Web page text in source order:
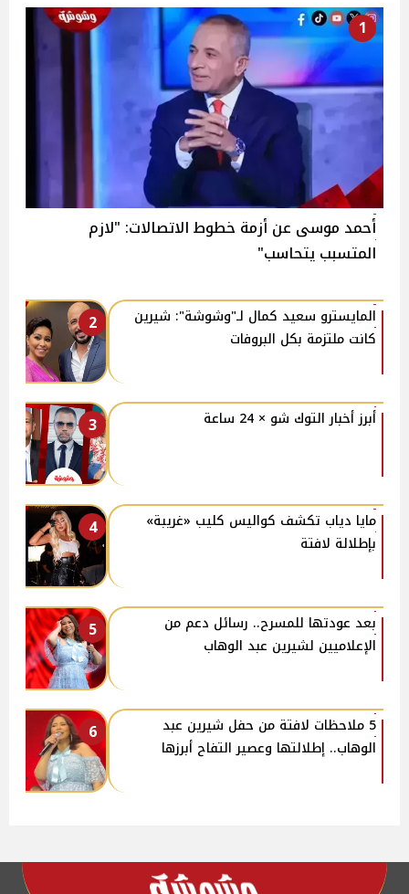
1
أحمد موسى عن أزمة خطوط الاتصالات: "لازم
المتسبب يتحاسب"
2
المايسترو سعيد كمال لـ"وشوشة": شيرين
كانت ملتزمة بكل البروفات
3 أبرز أخبار التوك شو × 24 ساعة
4
مايا دياب تكشف كواليس كليب «غريبة»
بإطلالة لافتة
5
بعد عودتها للمسرح.. رسائل دعم من
الإعلاميين لشيرين عبد الوهاب
6
5 ملاحظات لافتة من حفل شيرين عبد
الوهاب.. إطلالتها وعصير التفاح أبرزها